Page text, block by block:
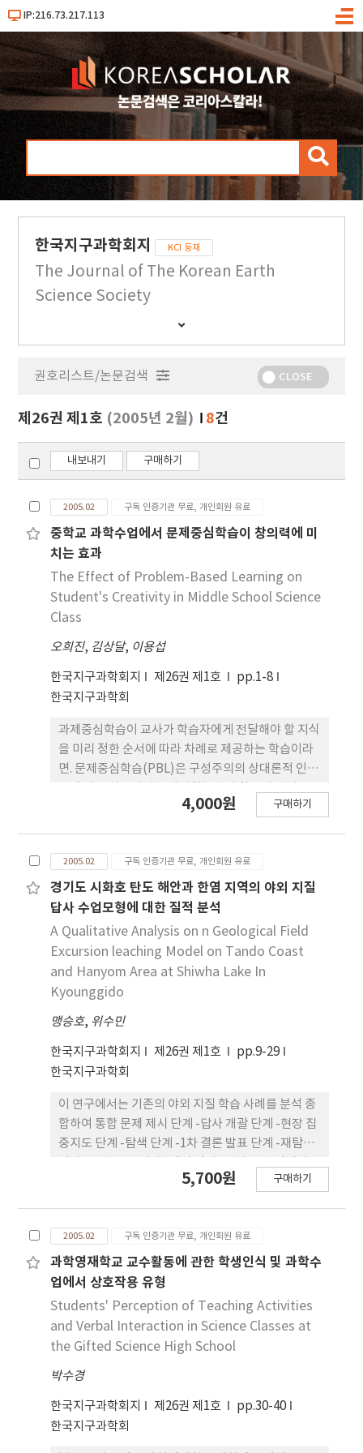
IP:216.73.217.113
메
검
한국지구과학회지 KCI 등재
The Journal of The Korean Earth
Science Society
간
행
보
기
권호리스트/논문검색 CLOSE
제26권 제1호 (2005년 2월) 8건
내보내기 구매하기
2005.02 구독 인증기관 무료, 개인회원 유료
중학교 과학수업에서 문제중심학습이 창의력에 미
치는 효과
The Effect of Problem-Based Learning on
Student's Creativity in Middle School Science
Class
오희진, 김상달, 이용섭
한국지구과학회지 제26권 제1호
pp.1-8
한국지구과학회
과제중심학습이 교사가 학습자에게 전달해야 할 지식
을 미리 정한 순서에 따라 차례로 제공하는 학습이라
면. 문제중심학습(PBL)은 구성주의의 상대론적 인식
둔 학습양식이다. 본 연구에서는 문제중심학습은 학
다. 창의력은 관련분야에 실재하는 복잡하고 비구조
적인 문제들을 자신의 두뇌 속에 이미 존재하는 지식
이나 축적된 경험을 바탕으로 새롭고 유용한 결합을
이루어 내고, 그것에 기초하여 판단을 내리는 능력으
로 보고, 본 연구에서는 이를 창의적 성향과 기능면에
서 분석하였다. 본 연구 결과, 문제중심학습(PBL)은
통계적으로 유의수준 .05에서 창의력 신장에 긍정적
인 효과를 보이고 있는 것으로 나타났다.
4,000원 구매하기
2005.02 구독 인증기관 무료, 개인회원 유료
경기도 시화호 탄도 해안과 한염 지역의 야외 지질
답사 수업모형에 대한 질적 분석
A Qualitative Analysis on n Geological Field
Excursion leaching Model on Tando Coast
and Hanyom Area at Shiwha Lake In
Kyounggido
맹승호, 위수민
한국지구과학회지 제26권 제1호
pp.9-29
한국지구과학회
이 연구에서는 기존의 야외 지질 학습 사례를 분석 종
합하여 통합 문제 제시 단계 -답사 개괄 단계 -현장 집
중지도 단계 -탐색 단계 -1차 결론 발표 단계 -재탐색
새로운 야외 지질 답사 수업 모형을 제안하였다. 그리
들을 위한 구체적인 지도 방안을 찾아보았다. 학생들
은 통합 문제와 답사 개괄을 통해 지질 답사의 방향과
전체적인 주제를 미리 알고 야외 지질 답사에 참여하
게 된 것을 매우 높이 평가하였다. 또한, 지질학적 지
식이 부족하고, 야외 지질 답사의 경험이 적은 까닭에
현장 집중 지도 내용이 답사 활동에 많은 도움이 되었
다. 그리고 관찰 내용 요약 후 그 내용을 근거로 1차 결
론을 발표하는 과정을 참신하게 생각하였으며 ,조별
토론을 통해 서로 다른 의견을 나누며 최종 결론을 도
출하는 과정을 긍정적으로 평가하였다. 지도 교사는
조별 모임을 통해 통합 문제 제시와 답사 개괄을 충분
5,700원 구매하기
2005.02 구독 인증기관 무료, 개인회원 유료
과학영재학교 교수활동에 관한 학생인식 및 과학수
업에서 상호작용 유형
Students' Perception of Teaching Activities
and Verbal Interaction in Science Classes at
the Gifted Science High School
박수경
한국지구과학회지 제26권 제1호
pp.30-40
한국지구과학회